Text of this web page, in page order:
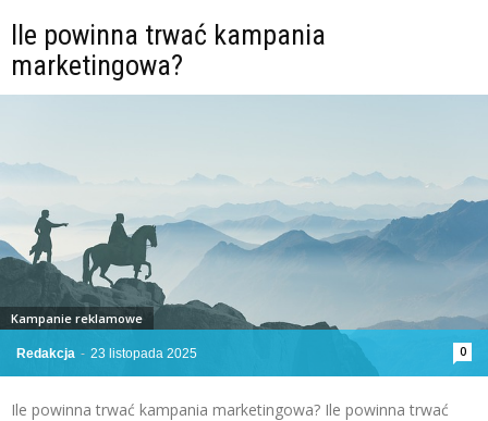
Ile powinna trwać kampania
marketingowa?
Redakcja - 23 listopada 2025 0
Kampanie reklamowe
Ile powinna trwać kampania marketingowa? Ile powinna trwać